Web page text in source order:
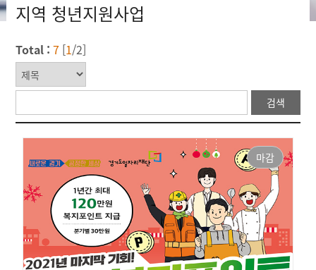
지역 청년지원사업
Total :7 [1/2]
검색
마감